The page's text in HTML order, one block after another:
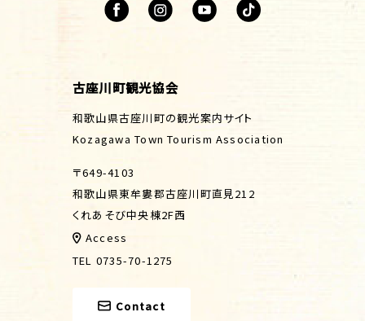
古座川町観光協会
和歌山県古座川町の観光案内サイト
Kozagawa Town Tourism Association
〒649-4103
和歌山県東牟婁郡古座川町直見212
くれあそび中央棟2F西
Access
TEL 0735-70-1275
Contact